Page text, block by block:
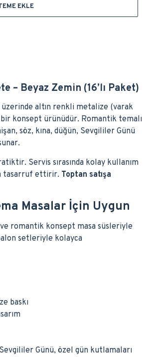
EKLE
– Beyaz Zemin (16’lı Paket)
üzerinde altın renkli metalize (varak
konsept ürünüdür. Romantik temalı
söz, kına, düğün, Sevgililer Günü
Servis sırasında kolay kullanım
tasarruf ettirir. Toptan satışa
Masalar İçin Uygun
romantik konsept masa süsleriyle
setleriyle kolayca
baskı
Günü, özel gün kutlamaları